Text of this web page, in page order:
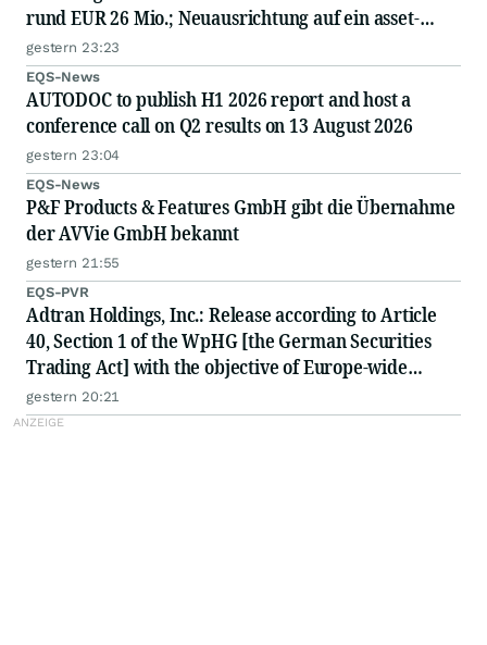
rund EUR 26 Mio.; Neuausrichtung auf ein asset-
light-Geschäftsmodell; geplante Kapitalmaßnahme
gestern 23:23
EQS-News
AUTODOC to publish H1 2026 report and host a
conference call on Q2 results on 13 August 2026
gestern 23:04
EQS-News
P&F Products & Features GmbH gibt die Übernahme
der AVVie GmbH bekannt
gestern 21:55
EQS-PVR
Adtran Holdings, Inc.: Release according to Article
40, Section 1 of the WpHG [the German Securities
Trading Act] with the objective of Europe-wide
distribution
gestern 20:21